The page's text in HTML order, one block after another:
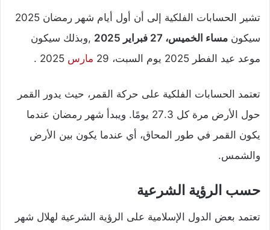
تشير الحسابات الفلكية إلى أن أول أيام شهر رمضان 2025
سيكون مساء الخميس، 27 فبراير 2025
,وبذلك سيكون
موعد عيد الفطر 2025 يوم السبت، 29
مارس
تعتمد الحسابات الفلكية على حركة القمر، حيث يدور القمر
حول الأرض مرة كل 27.3 يومًا. ويبدأ شهر رمضان عندما
يكون القمر في طور المحاق، أي عندما يكون بين الأرض
والشمس.
حسب الرؤية الشرعية
تعتمد بعض الدول الإسلامية على الرؤية الشرعية لهلال شهر